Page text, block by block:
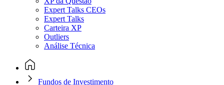
Expert Talks CEOs
Expert Talks
Carteira XP
Outliers
Análise Técnica
Fundos de Investimento